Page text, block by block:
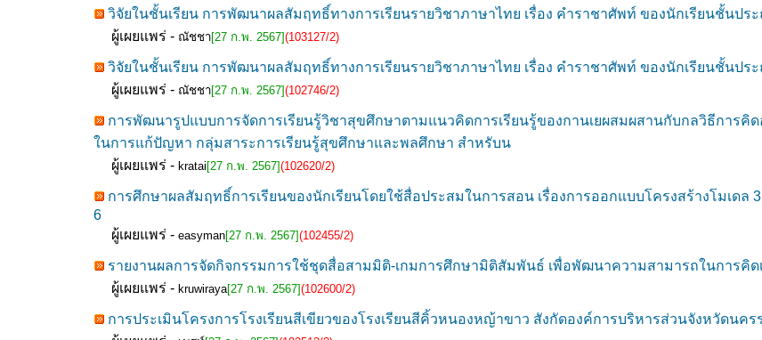
วิจัยในชั้นเรียน การพัฒนาผลสัมฤทธิ์ทางการเรียนรายวิชาภาษาไทย เรื่อง คำราชาศัพท์ ของนักเรียนชั้นปร
ผู้เผยแพร่ - ณัชชา[27 ก.พ. 2567](103127/2)
วิจัยในชั้นเรียน การพัฒนาผลสัมฤทธิ์ทางการเรียนรายวิชาภาษาไทย เรื่อง คำราชาศัพท์ ของนักเรียนชั้นปร
ผู้เผยแพร่ - ณัชชา[27 ก.พ. 2567](102746/2)
การพัฒนารูปแบบการจัดการเรียนรู้วิชาสุขศึกษาตามแนวคิดการเรียนรู้ของกานเยผสมผสานกับกลวิธีการ
ในการแก้ปัญหา กลุ่มสาระการเรียนรู้สุขศึกษาและพลศึกษา สำหรับน
ผู้เผยแพร่ - kratai [27 ก.พ. 2567](102620/2)
การศึกษาผลสัมฤทธิ์การเรียนของนักเรียนโดยใช้สื่อประสมในการสอน เรื่องการออกแบบโครงสร้างโมเดล
6
ผู้เผยแพร่ - easyman[27 ก.พ. 2567](102455/2)
รายงานผลการจัดกิจกรรมการใช้ชุดสื่อสามมิติ-เกมการศึกษามิติสัมพันธ์ เพื่อพัฒนาความสามารถในการคิด
ผู้เผยแพร่ - kruwiraya[27 ก.พ. 2567](102600/2)
การประเมินโครงการโรงเรียนสีเขียวของโรงเรียนสีคิ้วหนองหญ้าขาว สังกัดองค์การบริหารส่วนจังหวัดนคร